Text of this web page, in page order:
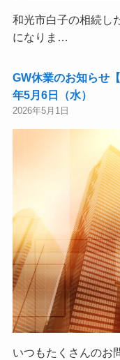
和光市白子の相続し
になりま…
GW休業のお知らせ
年5月6日（水）
2026年5月1日
いつもたくさんのお